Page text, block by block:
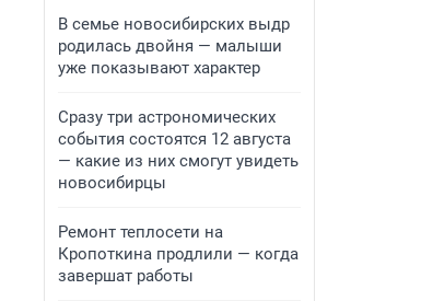
В семье новосибирских выдр
родилась двойня — малыши
уже показывают характер
Сразу три астрономических
события состоятся 12 августа
— какие из них смогут увидеть
новосибирцы
Ремонт теплосети на
Кропоткина продлили — когда
завершат работы